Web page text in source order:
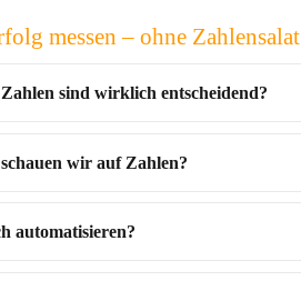
messen – ohne Zahlensalat
sind wirklich entscheidend?
wir auf Zahlen?
automatisieren?